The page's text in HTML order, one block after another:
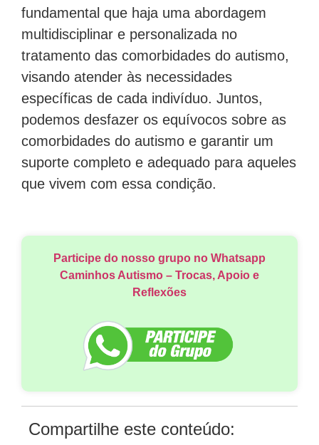
fundamental que haja uma abordagem
multidisciplinar e personalizada no
tratamento das comorbidades do autismo,
visando atender às necessidades
específicas de cada indivíduo. Juntos,
podemos desfazer os equívocos sobre as
comorbidades do autismo e garantir um
suporte completo e adequado para aqueles
que vivem com essa condição.
Participe do nosso grupo no Whatsapp
Caminhos Autismo – Trocas, Apoio e
Reflexões
Compartilhe este conteúdo: